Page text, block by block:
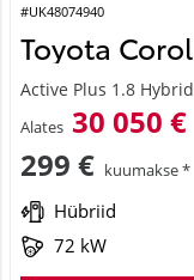
#UK48074940
Toyota
Active Plus 1.8
Alates 30 050 €
299 € kuumakse *
Hübriid
72 kW